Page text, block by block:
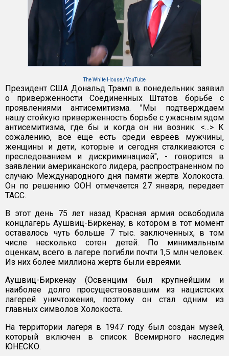
The White House / YouTube
Президент США Дональд Трамп в понедельник заявил
о приверженности Соединенных Штатов борьбе с
проявлениями антисемитизма. "Мы подтверждаем
нашу стойкую приверженность борьбе с ужасным ядом
антисемитизма, где бы и когда он ни возник. <...> К
сожалению, все еще есть среди евреев мужчины,
женщины и дети, которые и сегодня сталкиваются с
преследованием и дискриминацией", - говорится в
заявлении американского лидера, распространенном по
случаю Международного дня памяти жертв Холокоста.
Он по решению ООН отмечается 27 января, передает
ТАСС.
В этот день 75 лет назад Красная армия освободила
концлагерь Аушвиц-Биркенау, в котором в тот момент
оставалось чуть больше 7 тыс. заключенных, в том
числе несколько сотен детей. По минимальным
оценкам, всего в лагере погибли почти 1,5 млн человек.
Из них более миллиона жертв были евреями.
Аушвиц-Биркенау (Освенцим был крупнейшим и
наиболее долго просуществовавшим из нацистских
лагерей уничтожения, поэтому он стал одним из
главных символов Холокоста.
На территории лагеря в 1947 году был создан музей,
который включен в список Всемирного наследия
ЮНЕСКО.